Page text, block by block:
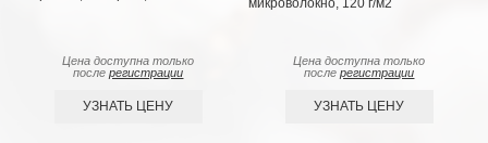
Цена доступна только
послерегистрации
УЗНАТЬ ЦЕНУ
Цена доступна только
послерегистрации
УЗНАТЬ ЦЕНУ